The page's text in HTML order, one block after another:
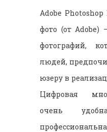
Adobe
фото (от Adobe)
фотографий,
людей,
юзеру в
Цифровая
очень